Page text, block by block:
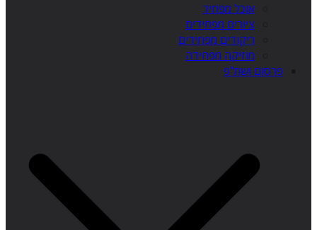
אוכל מפחיד
ציורים מפחידים
ריקודים מפחידים
מוזיקה מפחידה
פרסום ושת"פ